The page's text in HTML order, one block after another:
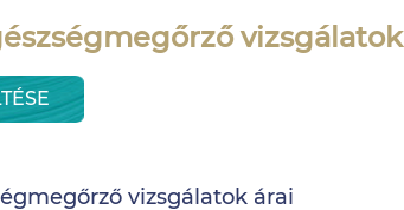
vizsgálatok
vizsgálatok árai